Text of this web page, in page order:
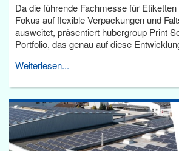
Da die führende Fachmesse für
Fokus auf flexible Verpackungen und
ausweitet, präsentiert hubergroup Print
Portfolio, das genau auf diese
Weiterlesen...